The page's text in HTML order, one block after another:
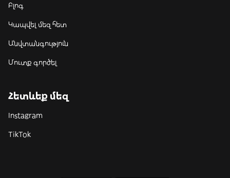
Բլոգ
Կապվել մեզ հետ
Անվտանգություն
Մուտք գործել
Հետևեք մեզ
Instagram
TikTok